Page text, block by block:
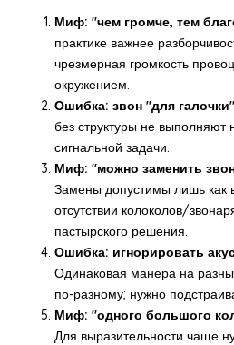
Миф: "чем громче, тем
практике важнее
чрезмерная громкость
окружением.
Ошибка: звон "для галочки"
без структуры не выполняют
сигнальной задачи.
Миф: "можно заменить
Замены допустимы лишь как
отсутствии колоколов/
пастырского решения.
Ошибка: игнорировать
Одинаковая манера на
по-разному; нужно
Миф: "одного большого
Для выразительности чаще